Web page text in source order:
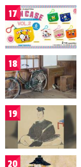
17
18
19
20